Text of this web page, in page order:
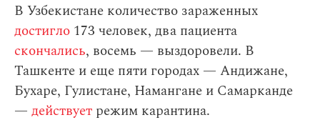
В Узбекистане количество зараженных
достигло 173 человек, два пациента
скончались, восемь — выздоровели. В
Ташкенте и еще пяти городах — Андижане,
Бухаре, Гулистане, Намангане и Самарканде
— действует режим карантина.